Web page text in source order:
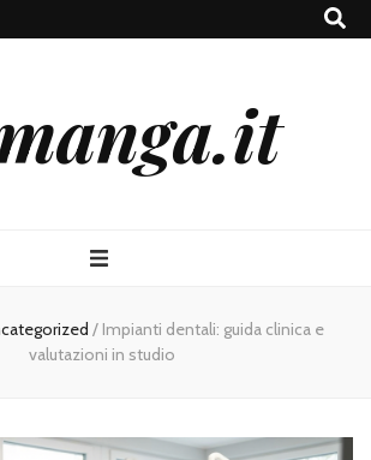
/ Impianti dentali: guida clinica e
valutazioni in studio